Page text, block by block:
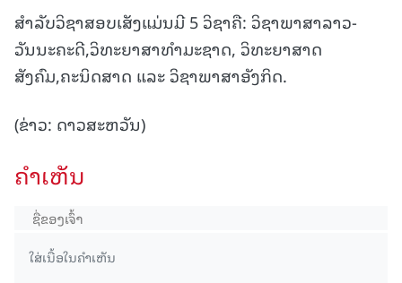
ສຳລັບວິຊາສອບເສັງແມ່ນມີ 5 ວິຊາຄື: ວິຊາພາສາລາວ-
ວັນນະຄະດີ,ວິທະຍາສາທຳມະຊາດ, ວິທະຍາສາດ
ສັງຄົມ,ຄະນິດສາດ ແລະ ວິຊາພາສາອັງກິດ.
(ຂ່າວ: ດາວສະຫວັນ)
ຄໍາເຫັນ